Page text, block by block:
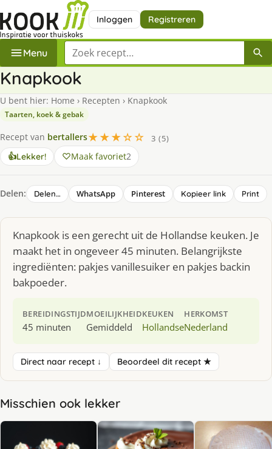
Inloggen Registreren
Menu Zoek een recept
Knapkook
U bent hier: Home › Recepten › Knapkook
Taarten, koek & gebak
Recept van bertallers★★★☆☆
3 (5)
👍Lekker! Maak favoriet2
Delen: Delen… WhatsApp Pinterest Kopieer link Print
Knapkook is een gerecht uit de Hollandse keuken. Je
maakt het in ongeveer 45 minuten. Belangrijkste
ingrediënten: pakjes vanillesuiker en pakjes backin
bakpoeder.
BEREIDINGSTIJD
45 minuten
MOEILIJKHEID
Gemiddeld
KEUKEN
Hollandse
HERKOMST
Nederland
Direct naar recept ↓ Beoordeel dit recept ★
Misschien ook lekker